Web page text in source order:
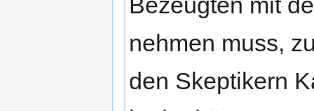
nehmen muss,
den Skeptikern